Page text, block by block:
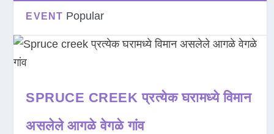
EVENT Popular
SPRUCE CREEK प्रत्येक घरामध्ये विमान
असलेले आगळे वेगळे गांव